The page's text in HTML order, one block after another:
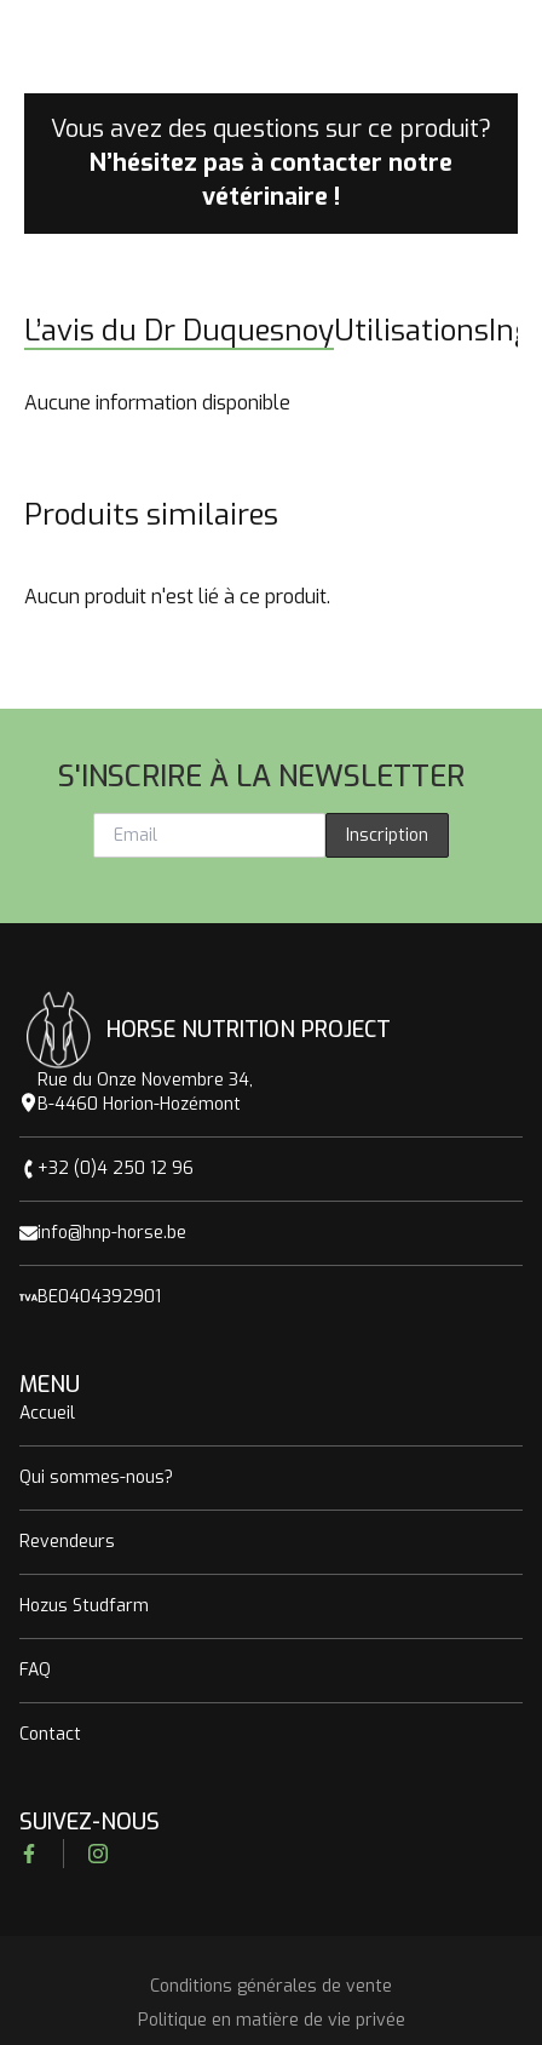
Vous avez des questions sur ce produit?
N’hésitez pas à contacter notre
vétérinaire !
L’avis du Dr DuquesnoyUtilisations
Aucune information disponible
Produits similaires
Aucun produit n'est lié à ce produit.
S'INSCRIRE À LA NEWSLETTER
Inscription
HORSE NUTRITION PROJECT
Rue du Onze Novembre 34,
B-4460 Horion-Hozémont
+32 (0)4 250 12 96
info@hnp-horse.be
BE0404392901
MENU
Accueil
Qui sommes-nous?
Revendeurs
Hozus Studfarm
FAQ
Contact
SUIVEZ-NOUS
FacebookInstagram
Conditions générales de vente
Politique en matière de vie privée